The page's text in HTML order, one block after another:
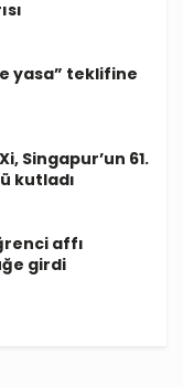
yasa” teklifine
Singapur’un 61.
kutladı
affı
girdi